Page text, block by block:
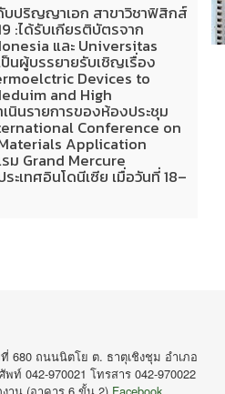
บปริญญาเอก สาขาวิชาฟิสิกส์
:ได้รับเกียรติบัตรจาก
และ Universitas
นผู้บรรยายรับเชิญเรื่อง
Devices to
and High
นินรายการของห้องประชุม
Conference on
Application
ม Grand Mercure
ะเทศอินโดนีเซีย เมื่อวันที่ 18–
680 ถนนนิตโย ต. ธาตุเชิงชุม อำเภอ
ท์ 042-970021 โทรสาร 042-970022